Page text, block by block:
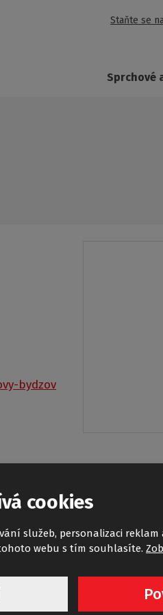
Staňte se
Sprchové
bydzov
cookies
služeb, personalizaci
webu s tím souhlasíte.